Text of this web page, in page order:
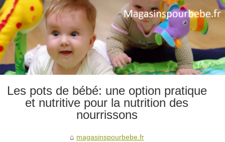
Les pots de bébé: une option pratique
et nutritive pour la nutrition des
nourrissons
magasinspourbebe.fr